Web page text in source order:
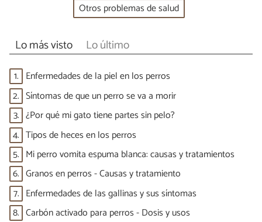
Otros problemas de salud
Lo más visto Lo último
1. Enfermedades de la piel en los perros
2. Síntomas de que un perro se va a morir
3. ¿Por qué mi gato tiene partes sin pelo?
4. Tipos de heces en los perros
5. Mi perro vomita espuma blanca: causas y tratamientos
6. Granos en perros - Causas y tratamiento
7. Enfermedades de las gallinas y sus síntomas
8. Carbón activado para perros - Dosis y usos